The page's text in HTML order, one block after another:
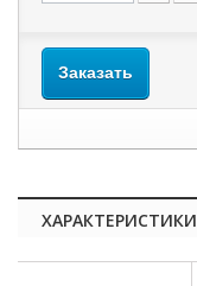
Заказать
ХАРАКТЕРИСТИКИ